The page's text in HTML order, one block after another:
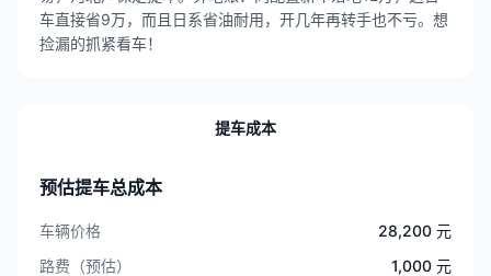
车直接省9万，而且日系省油耐用，开几年再转手也不亏。想
捡漏的抓紧看车！
提车成本
预估提车总成本
车辆价格
28,200 元
路费（预估）
1,000 元